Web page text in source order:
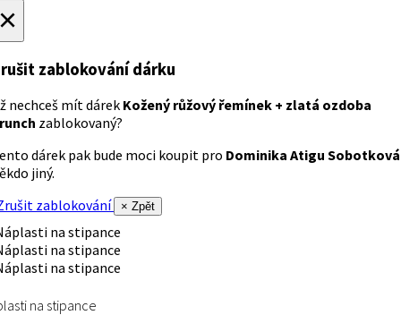
zablokování dárku
nechceš mít dárek Kožený růžový řemínek + zlatá ozdoba
zablokovaný?
dárek pak bude moci koupit pro Dominika Atigu Sobotková
jiný.
zablokování
× Zpět
na stipance